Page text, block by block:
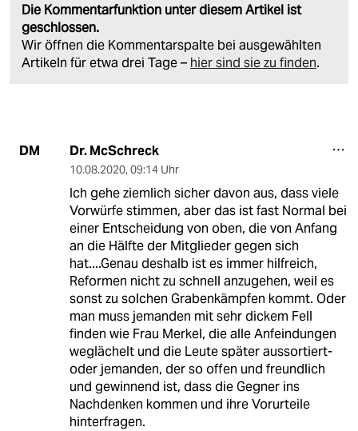
Die Kommentarfunktion unter diesem Artikel ist
geschlossen.
Wir öffnen die Kommentarspalte bei ausgewählten
Artikeln für etwa drei Tage – hier sind sie zu finden.
DM Dr. McSchreck
10.08.2020, 09:14 Uhr
Ich gehe ziemlich sicher davon aus, dass viele
Vorwürfe stimmen, aber das ist fast Normal bei
einer Entscheidung von oben, die von Anfang
an die Hälfte der Mitglieder gegen sich
hat....Genau deshalb ist es immer hilfreich,
Reformen nicht zu schnell anzugehen, weil es
sonst zu solchen Grabenkämpfen kommt. Oder
man muss jemanden mit sehr dickem Fell
finden wie Frau Merkel, die alle Anfeindungen
weglächelt und die Leute später aussortiert-
oder jemanden, der so offen und freundlich
und gewinnend ist, dass die Gegner ins
Nachdenken kommen und ihre Vorurteile
hinterfragen.